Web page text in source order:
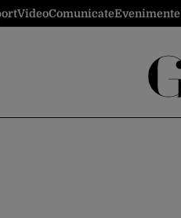
VideoComunicateEvenimente